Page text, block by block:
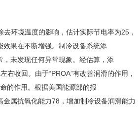
环境温度的影响，估计实际节电率为25，
效果在不断增强。制冷设备系统添
，未发现任何异常现象。经估算，添
右收回。由于“PROA”有改善润滑的作用，
的作用。根据美国能源部的报
金属抗氧化能力78，增加制冷设备润滑能力